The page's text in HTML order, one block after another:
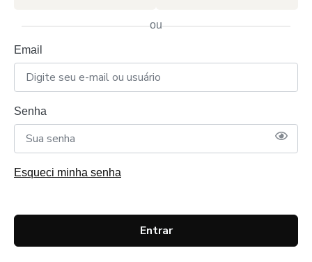
ou
Email
Senha
Esqueci minha senha
Entrar